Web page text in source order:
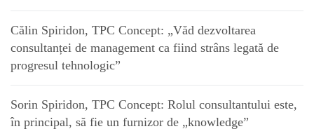
Călin Spiridon, TPC Concept: „Văd dezvoltarea
consultanței de management ca fiind strâns legată de
progresul tehnologic”
Sorin Spiridon, TPC Concept: Rolul consultantului este,
în principal, să fie un furnizor de „knowledge”